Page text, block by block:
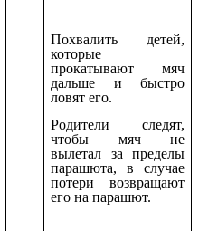
Похвалить детей,
которые
прокатывают мяч
дальше и быстро
ловят его.
Родители следят,
чтобы мяч не
вылетал за пределы
парашюта, в случае
потери возвращают
его на парашют.